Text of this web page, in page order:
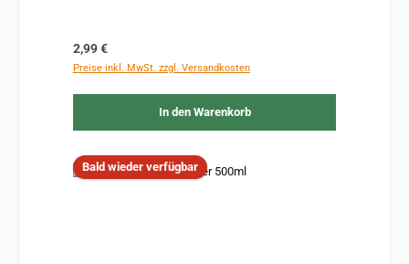
Regulärer Preis:
2,99 €
Preise inkl. MwSt. zzgl. Versandkosten
In den Warenkorb
Bald wieder verfügbar